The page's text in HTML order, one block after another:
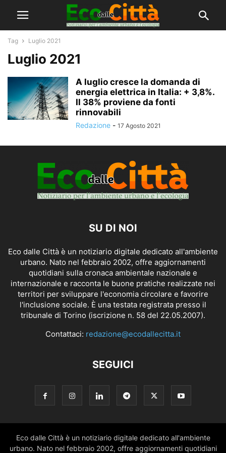
Tag Luglio 2021
Luglio 2021
A luglio cresce la domanda di
energia elettrica in Italia: + 3,8%.
Il 38% proviene da fonti
rinnovabili
Redazione - 17 Agosto 2021
SU DI NOI
Eco dalle Città è un notiziario digitale dedicato all'ambiente
urbano. Nato nel febbraio 2002, offre aggiornamenti
quotidiani sulla cronaca ambientale nazionale e
internazionale e racconta le buone pratiche realizzate nei
territori per sviluppare l'economia circolare e favorire
l'inclusione sociale. È una testata registrata presso il
tribunale di Torino (iscrizione n. 58 del 22.05.2007).
Contattaci: redazione@ecodallecitta.it
SEGUICI
Eco dalle Città è un notiziario digitale dedicato all'ambiente
urbano. Nato nel febbraio 2002, offre aggiornamenti quotidiani